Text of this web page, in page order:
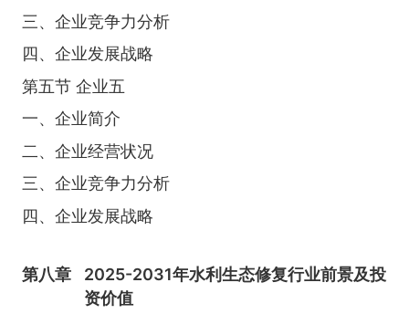
三、企业竞争力分析
四、企业发展战略
第五节 企业五
一、企业简介
二、企业经营状况
三、企业竞争力分析
四、企业发展战略
第八章
2025-2031年水利生态修复行业前景及投
资价值